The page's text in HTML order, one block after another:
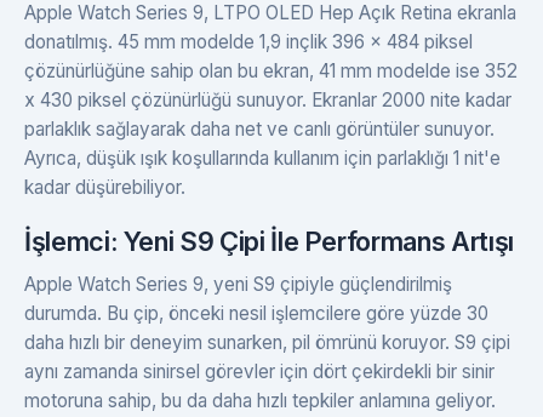
Apple Watch Series 9, LTPO OLED Hep Açık Retina ekranla
donatılmış. 45 mm modelde 1,9 inçlik 396 x 484 piksel
çözünürlüğüne sahip olan bu ekran, 41 mm modelde ise 352
x 430 piksel çözünürlüğü sunuyor. Ekranlar 2000 nite kadar
parlaklık sağlayarak daha net ve canlı görüntüler sunuyor.
Ayrıca, düşük ışık koşullarında kullanım için parlaklığı 1 nit'e
kadar düşürebiliyor.
İşlemci: Yeni S9 Çipi İle Performans Artışı
Apple Watch Series 9, yeni S9 çipiyle güçlendirilmiş
durumda. Bu çip, önceki nesil işlemcilere göre yüzde 30
daha hızlı bir deneyim sunarken, pil ömrünü koruyor. S9 çipi
aynı zamanda sinirsel görevler için dört çekirdekli bir sinir
motoruna sahip, bu da daha hızlı tepkiler anlamına geliyor.